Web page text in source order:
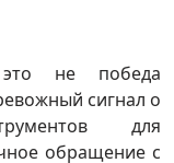
не победа
сигнал о
для
обращение с